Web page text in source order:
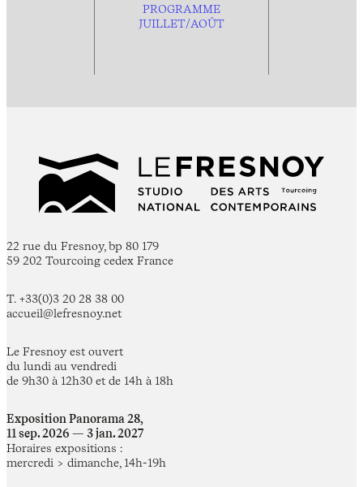
PROGRAMME
JUILLET/AOÛT
22 rue du Fresnoy, bp 80 179
59 202 Tourcoing cedex France
T. +33(0)3 20 28 38 00
accueil@lefresnoy.net
Le Fresnoy est ouvert
du lundi au vendredi
de 9h30 à 12h30 et de 14h à 18h
Exposition Panorama 28,
11 sep. 2026 — 3 jan. 2027
Horaires expositions :
mercredi > dimanche, 14h-19h